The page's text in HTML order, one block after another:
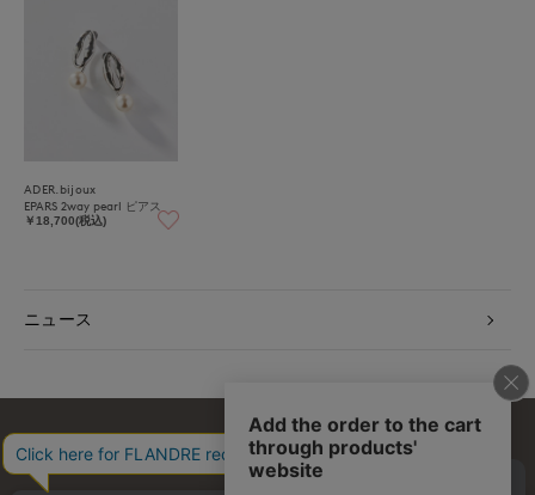
ADER.bijoux
EPARS 2way pearl ピアス
￥18,700(税込)
ニュース